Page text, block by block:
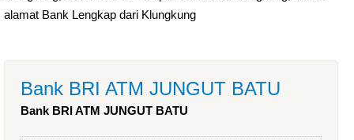
alamat Bank Lengkap dari Klungkung
Bank BRI ATM JUNGUT BATU
Bank BRI ATM JUNGUT BATU